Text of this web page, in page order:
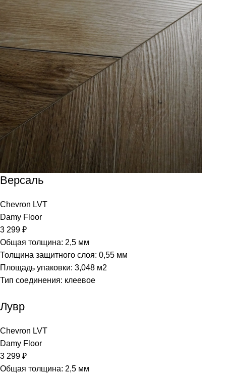
Версаль
Chevron LVT
Damy Floor
3 299 ₽
Общая толщина: 2,5 мм
Толщина защитного слоя: 0,55 мм
Площадь упаковки: 3,048 м2
Тип соединения: клеевое
Лувр
Chevron LVT
Damy Floor
3 299 ₽
Общая толщина: 2,5 мм